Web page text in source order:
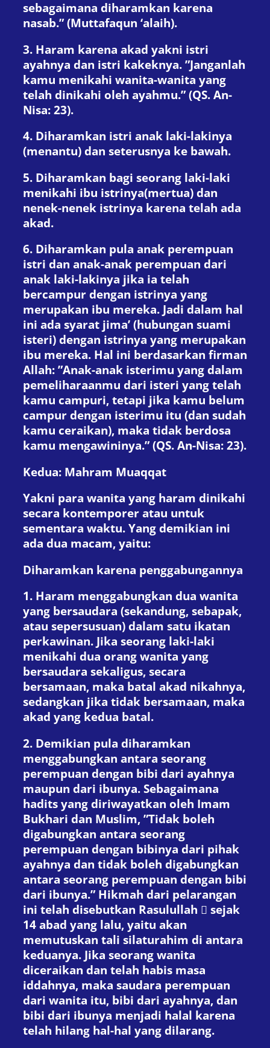
sebagaimana diharamkan karena
nasab.” (Muttafaqun ‘alaih).
3. Haram karena akad yakni istri
ayahnya dan istri kakeknya. ”Janganlah
kamu menikahi wanita-wanita yang
telah dinikahi oleh ayahmu.” (QS. An-
Nisa: 23).
4. Diharamkan istri anak laki-lakinya
(menantu) dan seterusnya ke bawah.
5. Diharamkan bagi seorang laki-laki
menikahi ibu istrinya(mertua) dan
nenek-nenek istrinya karena telah ada
akad.
6. Diharamkan pula anak perempuan
istri dan anak-anak perempuan dari
anak laki-lakinya jika ia telah
bercampur dengan istrinya yang
merupakan ibu mereka. Jadi dalam hal
ini ada syarat jima’ (hubungan suami
isteri) dengan istrinya yang merupakan
ibu mereka. Hal ini berdasarkan firman
Allah: ”Anak-anak isterimu yang dalam
pemeliharaanmu dari isteri yang telah
kamu campuri, tetapi jika kamu belum
campur dengan isterimu itu (dan sudah
kamu ceraikan), maka tidak berdosa
kamu mengawininya.” (QS. An-Nisa: 23).
Kedua: Mahram Muaqqat
Yakni para wanita yang haram dinikahi
secara kontemporer atau untuk
sementara waktu. Yang demikian ini
ada dua macam, yaitu:
Diharamkan karena penggabungannya
1. Haram menggabungkan dua wanita
yang bersaudara (sekandung, sebapak,
atau sepersusuan) dalam satu ikatan
perkawinan. Jika seorang laki-laki
menikahi dua orang wanita yang
bersaudara sekaligus, secara
bersamaan, maka batal akad nikahnya,
sedangkan jika tidak bersamaan, maka
akad yang kedua batal.
2. Demikian pula diharamkan
menggabungkan antara seorang
perempuan dengan bibi dari ayahnya
maupun dari ibunya. Sebagaimana
hadits yang diriwayatkan oleh Imam
Bukhari dan Muslim, ”Tidak boleh
digabungkan antara seorang
perempuan dengan bibinya dari pihak
ayahnya dan tidak boleh digabungkan
antara seorang perempuan dengan bibi
dari ibunya.” Hikmah dari pelarangan
ini telah disebutkan Rasulullah  sejak
14 abad yang lalu, yaitu akan
memutuskan tali silaturahim di antara
keduanya. Jika seorang wanita
diceraikan dan telah habis masa
iddahnya, maka saudara perempuan
dari wanita itu, bibi dari ayahnya, dan
bibi dari ibunya menjadi halal karena
telah hilang hal-hal yang dilarang.